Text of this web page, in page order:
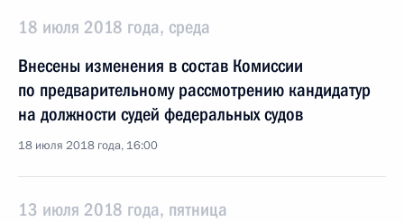
18 июля 2018 года, среда
Внесены изменения в состав Комиссии
по предварительному рассмотрению кандидатур
на должности судей федеральных судов
18 июля 2018 года, 16:00
13 июля 2018 года, пятница